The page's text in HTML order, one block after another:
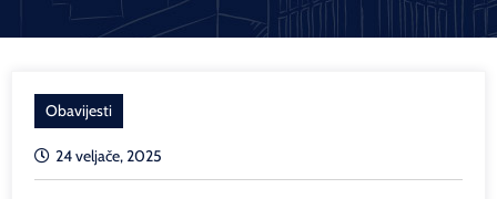
Obavijesti
24 veljače, 2025